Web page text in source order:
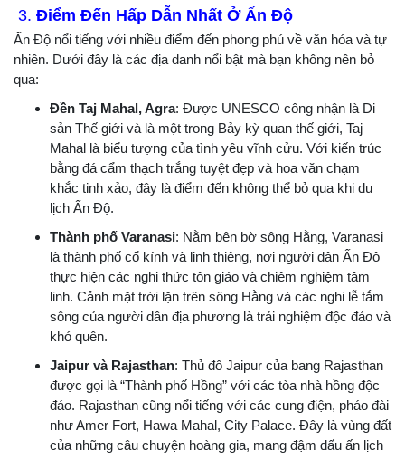
3. Điểm Đến Hấp Dẫn Nhất Ở Ấn Độ
Ấn Độ nổi tiếng với nhiều điểm đến phong phú về văn hóa và tự
nhiên. Dưới đây là các địa danh nổi bật mà bạn không nên bỏ
qua:
Đền Taj Mahal, Agra: Được UNESCO công nhận là Di
sản Thế giới và là một trong Bảy kỳ quan thế giới, Taj
Mahal là biểu tượng của tình yêu vĩnh cửu. Với kiến trúc
bằng đá cẩm thạch trắng tuyệt đẹp và hoa văn chạm
khắc tinh xảo, đây là điểm đến không thể bỏ qua khi du
lịch Ấn Độ.
Thành phố Varanasi: Nằm bên bờ sông Hằng, Varanasi
là thành phố cổ kính và linh thiêng, nơi người dân Ấn Độ
thực hiện các nghi thức tôn giáo và chiêm nghiệm tâm
linh. Cảnh mặt trời lặn trên sông Hằng và các nghi lễ tắm
sông của người dân địa phương là trải nghiệm độc đáo và
khó quên.
Jaipur và Rajasthan: Thủ đô Jaipur của bang Rajasthan
được gọi là “Thành phố Hồng” với các tòa nhà hồng độc
đáo. Rajasthan cũng nổi tiếng với các cung điện, pháo đài
như Amer Fort, Hawa Mahal, City Palace. Đây là vùng đất
của những câu chuyện hoàng gia, mang đậm dấu ấn lịch